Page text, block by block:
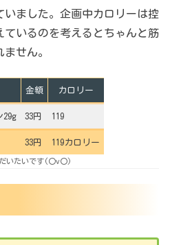
いました。企画中カロリーは控
ているのを考えるとちゃんと筋
せん。
金額 カロリー
29g 33円 119
33円 119カロリー
いたいです(〇v〇)